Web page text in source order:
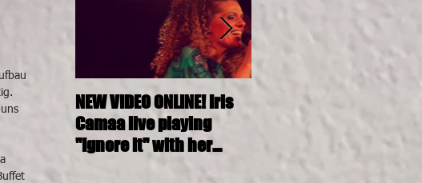
NEW VIDEO ONLINE! Iris
Camaa live playing
"Ignore it" with her
incredible band.
26.11.2016, 20:00, IRIS
CAMAA 4tett @ SOSHANA